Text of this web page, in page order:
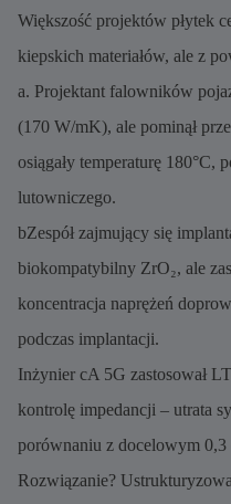
Większość projektów płytek
kiepskich materiałów, ale z
a. Projektant falowników
(170 W/mK), ale pominął
osiągały temperaturę 180°C,
lutowniczego.
bZespół zajmujący się
biokompatybilny ZrO₂, ale
koncentracja naprężeń
podczas implantacji.
Inżynier cA 5G zastosował
kontrolę impedancji – utrata
porównaniu z docelowym 0,3
Rozwiązanie?